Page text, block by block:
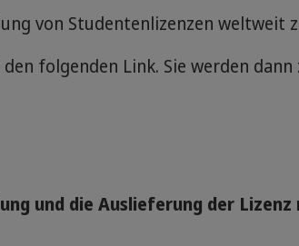
von Studentenlizenzen weltweit
folgenden Link. Sie werden
und die Auslieferung der